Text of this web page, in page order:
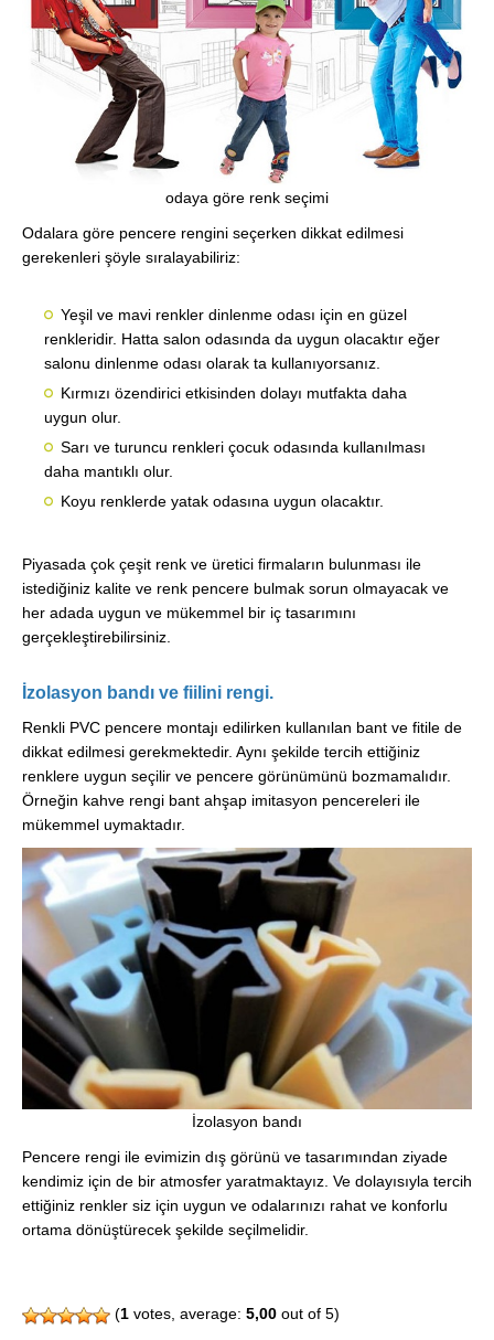
odaya göre renk seçimi
Odalara göre pencere rengini seçerken dikkat edilmesi
gerekenleri şöyle sıralayabiliriz:
Yeşil ve mavi renkler dinlenme odası için en güzel
renkleridir. Hatta salon odasında da uygun olacaktır eğer
salonu dinlenme odası olarak ta kullanıyorsanız.
Kırmızı özendirici etkisinden dolayı mutfakta daha
uygun olur.
Sarı ve turuncu renkleri çocuk odasında kullanılması
daha mantıklı olur.
Koyu renklerde yatak odasına uygun olacaktır.
Piyasada çok çeşit renk ve üretici firmaların bulunması ile
istediğiniz kalite ve renk pencere bulmak sorun olmayacak ve
her adada uygun ve mükemmel bir iç tasarımını
gerçekleştirebilirsiniz.
İzolasyon bandı ve fiilini rengi.
Renkli PVC pencere montajı edilirken kullanılan bant ve fitile de
dikkat edilmesi gerekmektedir. Aynı şekilde tercih ettiğiniz
renklere uygun seçilir ve pencere görünümünü bozmamalıdır.
Örneğin kahve rengi bant ahşap imitasyon pencereleri ile
mükemmel uymaktadır.
İzolasyon bandı
Pencere rengi ile evimizin dış görünü ve tasarımından ziyade
kendimiz için de bir atmosfer yaratmaktayız. Ve dolayısıyla tercih
ettiğiniz renkler siz için uygun ve odalarınızı rahat ve konforlu
ortama dönüştürecek şekilde seçilmelidir.
(1 votes, average: 5,00 out of 5)